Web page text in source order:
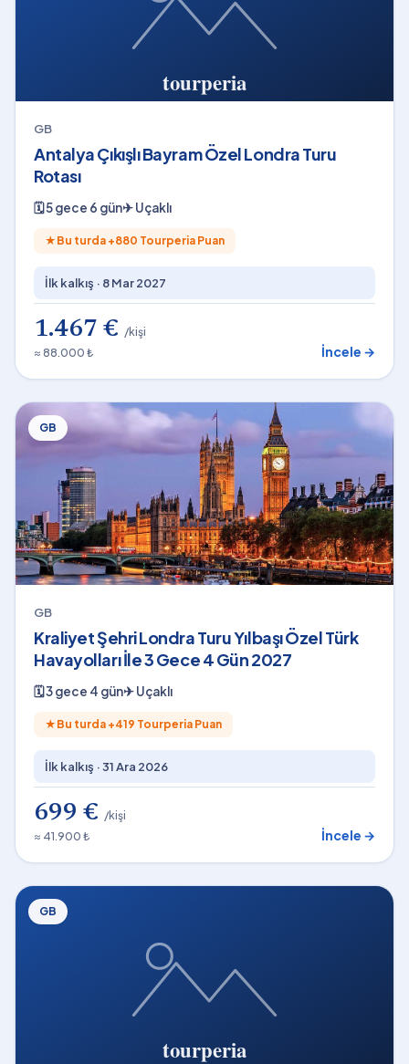
GB
Antalya Çıkışlı Bayram Özel Londra Turu
Rotası
🗓5 gece 6 gün✈Uçaklı
★ Bu turda +880 Tourperia Puan
İlk kalkış · 8 Mar 2027
1.467 € /kişi
≈ 88.000 ₺
İncele →
GB
GB
Kraliyet Şehri Londra Turu Yılbaşı Özel Türk
Havayolları İle 3 Gece 4 Gün 2027
🗓3 gece 4 gün✈Uçaklı
★ Bu turda +419 Tourperia Puan
İlk kalkış ·31 Ara 2026
699 € /kişi
≈ 41.900 ₺
İncele →
GB